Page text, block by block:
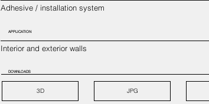
Adhesive / installation system
Interior and exterior walls
APPLICATION
DOWNLOADS
3D JPG